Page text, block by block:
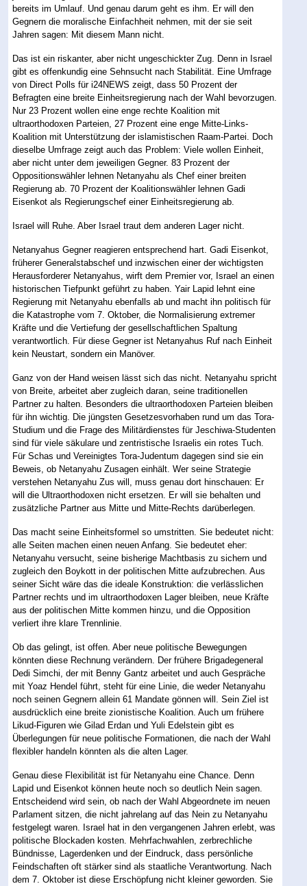
bereits im Umlauf. Und genau darum geht es ihm. Er will den
Gegnern die moralische Einfachheit nehmen, mit der sie seit
Jahren sagen: Mit diesem Mann nicht.
Das ist ein riskanter, aber nicht ungeschickter Zug. Denn in Israel
gibt es offenkundig eine Sehnsucht nach Stabilität. Eine Umfrage
von Direct Polls für i24NEWS zeigt, dass 50 Prozent der
Befragten eine breite Einheitsregierung nach der Wahl bevorzugen.
Nur 23 Prozent wollen eine enge rechte Koalition mit
ultraorthodoxen Parteien, 27 Prozent eine enge Mitte-Links-
Koalition mit Unterstützung der islamistischen Raam-Partei. Doch
dieselbe Umfrage zeigt auch das Problem: Viele wollen Einheit,
aber nicht unter dem jeweiligen Gegner. 83 Prozent der
Oppositionswähler lehnen Netanyahu als Chef einer breiten
Regierung ab. 70 Prozent der Koalitionswähler lehnen Gadi
Eisenkot als Regierungschef einer Einheitsregierung ab.
Israel will Ruhe. Aber Israel traut dem anderen Lager nicht.
Netanyahus Gegner reagieren entsprechend hart. Gadi Eisenkot,
früherer Generalstabschef und inzwischen einer der wichtigsten
Herausforderer Netanyahus, wirft dem Premier vor, Israel an einen
historischen Tiefpunkt geführt zu haben. Yair Lapid lehnt eine
Regierung mit Netanyahu ebenfalls ab und macht ihn politisch für
die Katastrophe vom 7. Oktober, die Normalisierung extremer
Kräfte und die Vertiefung der gesellschaftlichen Spaltung
verantwortlich. Für diese Gegner ist Netanyahus Ruf nach Einheit
kein Neustart, sondern ein Manöver.
Ganz von der Hand weisen lässt sich das nicht. Netanyahu spricht
von Breite, arbeitet aber zugleich daran, seine traditionellen
Partner zu halten. Besonders die ultraorthodoxen Parteien bleiben
für ihn wichtig. Die jüngsten Gesetzesvorhaben rund um das Tora-
Studium und die Frage des Militärdienstes für Jeschiwa-Studenten
sind für viele säkulare und zentristische Israelis ein rotes Tuch.
Für Schas und Vereinigtes Tora-Judentum dagegen sind sie ein
Beweis, ob Netanyahu Zusagen einhält. Wer seine Strategie
verstehen Netanyahu Zus will, muss genau dort hinschauen: Er
will die Ultraorthodoxen nicht ersetzen. Er will sie behalten und
zusätzliche Partner aus Mitte und Mitte-Rechts darüberlegen.
Das macht seine Einheitsformel so umstritten. Sie bedeutet nicht:
alle Seiten machen einen neuen Anfang. Sie bedeutet eher:
Netanyahu versucht, seine bisherige Machtbasis zu sichern und
zugleich den Boykott in der politischen Mitte aufzubrechen. Aus
seiner Sicht wäre das die ideale Konstruktion: die verlässlichen
Partner rechts und im ultraorthodoxen Lager bleiben, neue Kräfte
aus der politischen Mitte kommen hinzu, und die Opposition
verliert ihre klare Trennlinie.
Ob das gelingt, ist offen. Aber neue politische Bewegungen
könnten diese Rechnung verändern. Der frühere Brigadegeneral
Dedi Simchi, der mit Benny Gantz arbeitet und auch Gespräche
mit Yoaz Hendel führt, steht für eine Linie, die weder Netanyahu
noch seinen Gegnern allein 61 Mandate gönnen will. Sein Ziel ist
ausdrücklich eine breite zionistische Koalition. Auch um frühere
Likud-Figuren wie Gilad Erdan und Yuli Edelstein gibt es
Überlegungen für neue politische Formationen, die nach der Wahl
flexibler handeln könnten als die alten Lager.
Genau diese Flexibilität ist für Netanyahu eine Chance. Denn
Lapid und Eisenkot können heute noch so deutlich Nein sagen.
Entscheidend wird sein, ob nach der Wahl Abgeordnete im neuen
Parlament sitzen, die nicht jahrelang auf das Nein zu Netanyahu
festgelegt waren. Israel hat in den vergangenen Jahren erlebt, was
politische Blockaden kosten. Mehrfachwahlen, zerbrechliche
Bündnisse, Lagerdenken und der Eindruck, dass persönliche
Feindschaften oft stärker sind als staatliche Verantwortung. Nach
dem 7. Oktober ist diese Erschöpfung nicht kleiner geworden. Sie